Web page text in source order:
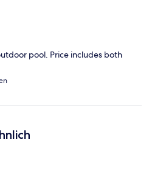
pool. Price includes both